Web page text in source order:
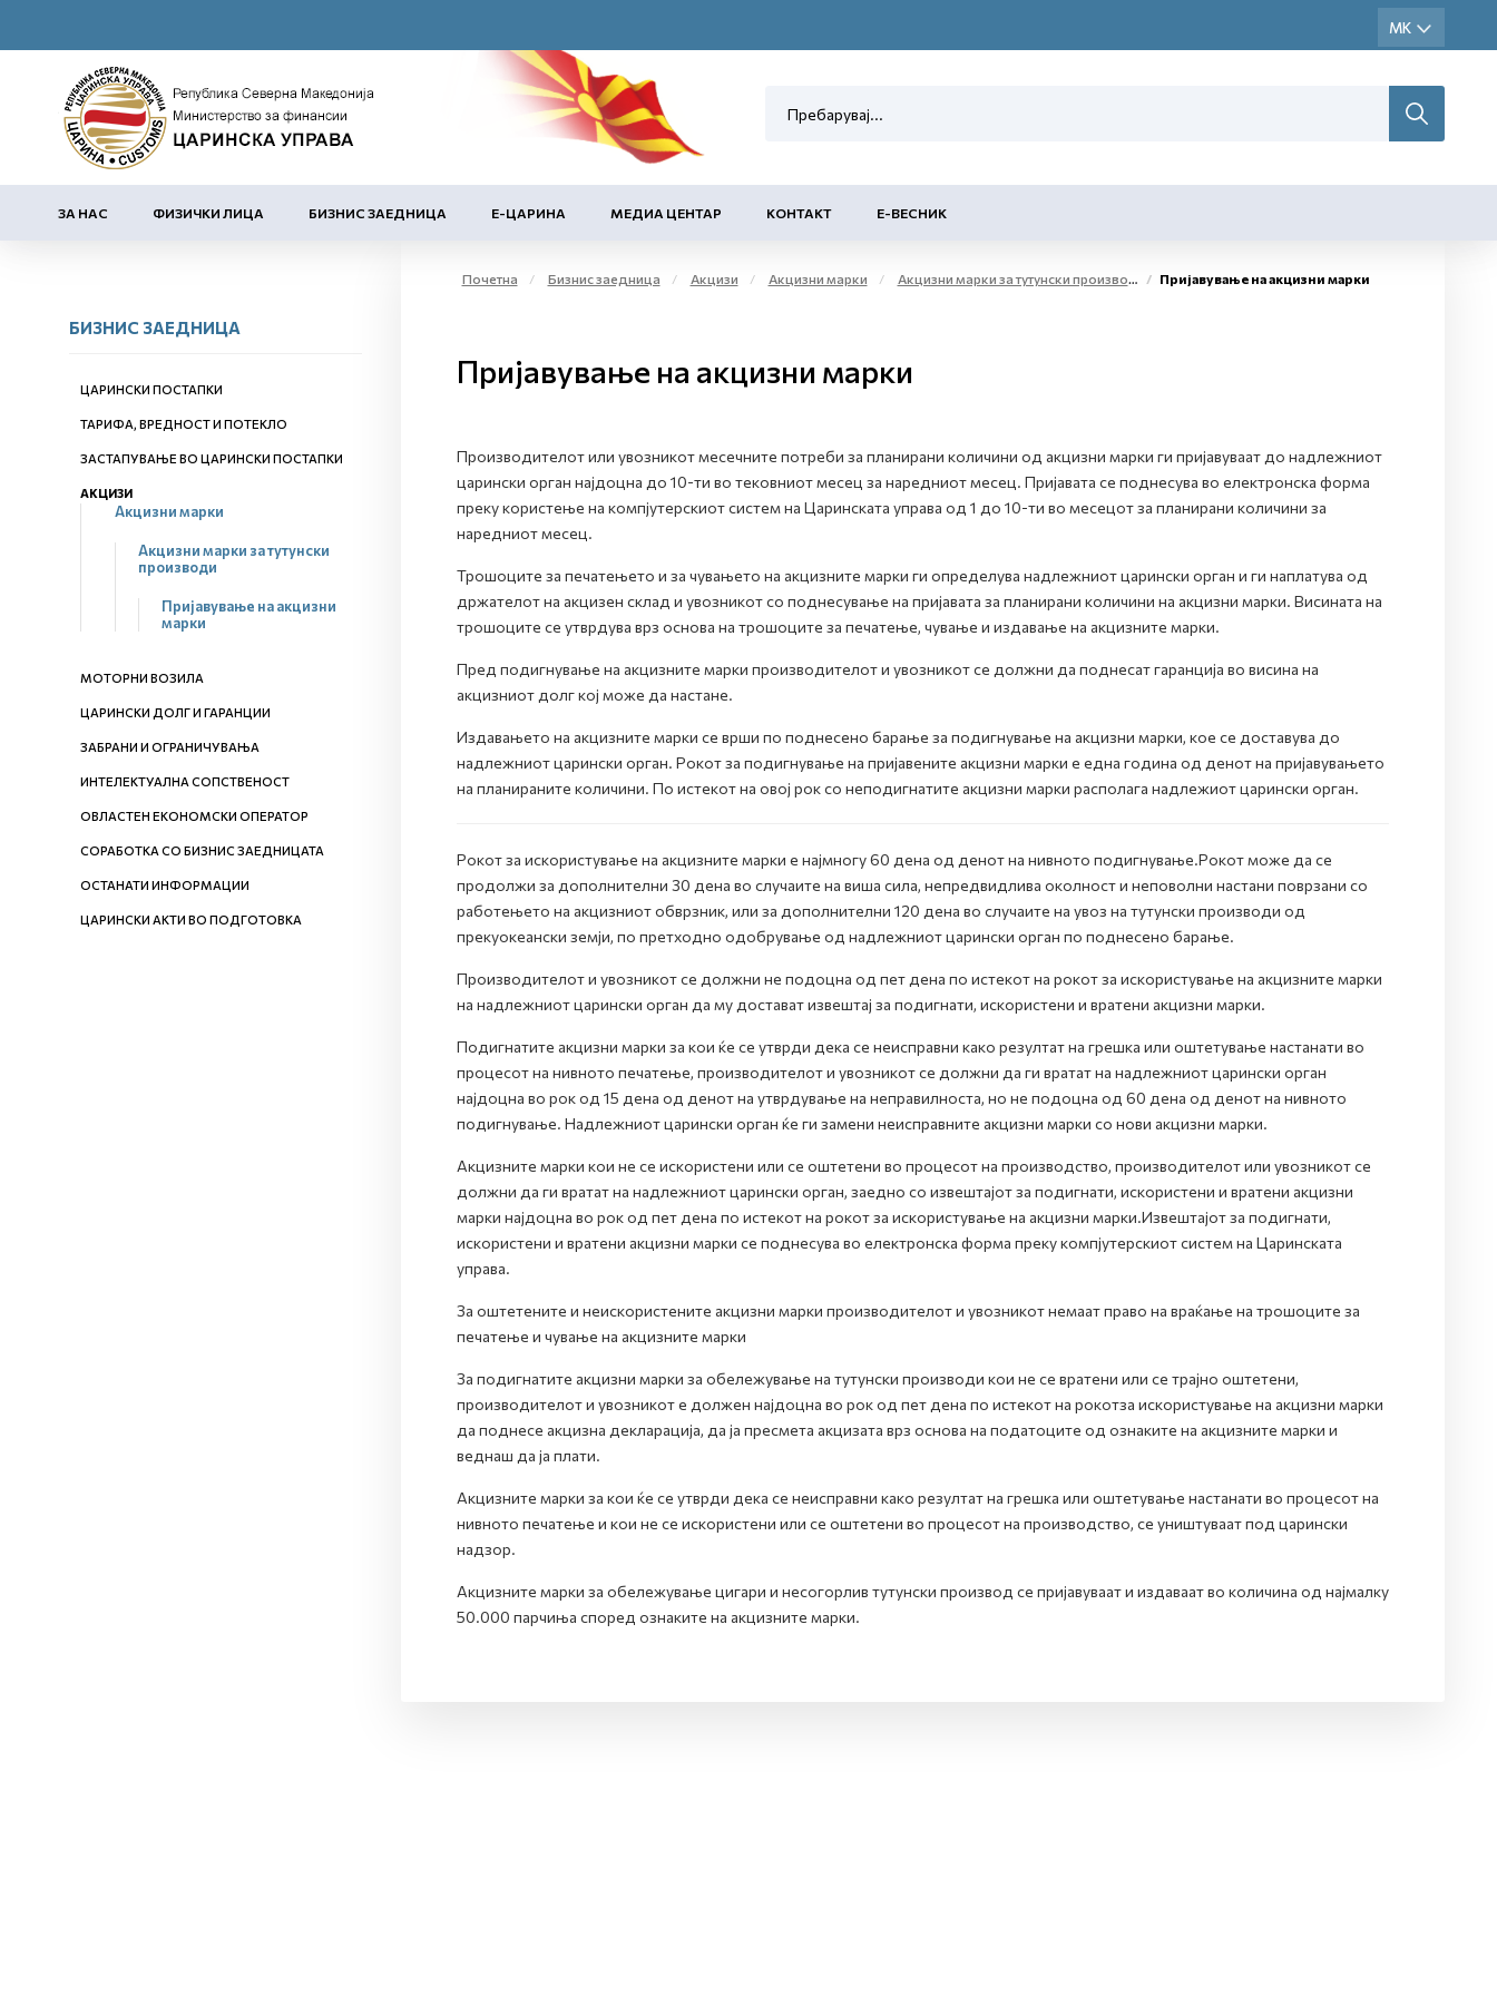
ЗА НАС ФИЗИЧКИ ЛИЦА БИЗНИС ЗАЕДНИЦА Е-ЦАРИНА МЕДИА ЦЕНТАР КОНТАКТ Е-ВЕСНИК
БИЗНИС ЗАЕДНИЦА
ЦАРИНСКИ ПОСТАПКИ
ТАРИФА, ВРЕДНОСТ И ПОТЕКЛО
ЗАСТАПУВАЊЕ ВО ЦАРИНСКИ ПОСТАПКИ
АКЦИЗИ
Акцизни марки
Акцизни марки за тутунски
производи
Пријавување на акцизни
марки
МОТОРНИ ВОЗИЛА
ЦАРИНСКИ ДОЛГ И ГАРАНЦИИ
ЗАБРАНИ И ОГРАНИЧУВАЊА
ИНТЕЛЕКТУАЛНА СОПСТВЕНОСТ
ОВЛАСТЕН ЕКОНОМСКИ ОПЕРАТОР
СОРАБОТКА СО БИЗНИС ЗАЕДНИЦАТА
ОСТАНАТИ ИНФОРМАЦИИ
ЦАРИНСКИ АКТИ ВО ПОДГОТОВКА
Почетна Бизнис заедница Акцизи Акцизни марки Акцизни марки за тутунски производи Пријавување на акцизни марки
Пријавување на акцизни марки
Производителот или увозникот месечните потреби за планирани количини од акцизни марки ги пријавуваат до надлежниот
царински орган најдоцна до 10-ти во тековниот месец за наредниот месец. Пријавата се поднесува во електронска форма
преку користење на компјутерскиот систем на Царинската управа од 1 до 10-ти во месецот за планирани количини за
наредниот месец.
Трошоците за печатењето и за чувањето на акцизните марки ги определува надлежниот царински орган и ги наплатува од
држателот на акцизен склад и увозникот со поднесување на пријавата за планирани количини на акцизни марки. Висината на
трошоците се утврдува врз основа на трошоците за печатење, чување и издавање на акцизните марки.
Пред подигнување на акцизните марки производителот и увозникот се должни да поднесат гаранција во висина на
акцизниот долг кој може да настане.
Издавањето на акцизните марки се врши по поднесено барање за подигнување на акцизни марки, кое се доставува до
надлежниот царински орган. Рокот за подигнување на пријавените акцизни марки е една година од денот на пријавувањето
на планираните количини. По истекот на овој рок со неподигнатите акцизни марки располага надлежиот царински орган.
Рокот за искористување на акцизните марки е најмногу 60 дена од денот на нивното подигнување.Рокот може да се
продолжи за дополнителни 30 дена во случаите на виша сила, непредвидлива околност и неповолни настани поврзани со
работењето на акцизниот обврзник, или за дополнителни 120 дена во случаите на увоз на тутунски производи од
прекуокеански земји, по претходно одобрување од надлежниот царински орган по поднесено барање.
Производителот и увозникот се должни не подоцна од пет дена по истекот на рокот за искористување на акцизните марки
на надлежниот царински орган да му достават извештај за подигнати, искористени и вратени акцизни марки.
Подигнатите акцизни марки за кои ќе се утврди дека се неисправни како резултат на грешка или оштетување настанати во
процесот на нивното печатење, производителот и увозникот се должни да ги вратат на надлежниот царински орган
најдоцна во рок од 15 дена од денот на утврдување на неправилноста, но не подоцна од 60 дена од денот на нивното
подигнување. Надлежниот царински орган ќе ги замени неисправните акцизни марки со нови акцизни марки.
Акцизните марки кои не се искористени или се оштетени во процесот на производство, производителот или увозникот се
должни да ги вратат на надлежниот царински орган, заедно со извештајот за подигнати, искористени и вратени акцизни
марки најдоцна во рок од пет дена по истекот на рокот за искористување на акцизни марки.Извештајот за подигнати,
искористени и вратени акцизни марки се поднесува во електронска форма преку компјутерскиот систем на Царинската
управа.
За оштетените и неискористените акцизни марки производителот и увозникот немаат право на враќање на трошоците за
печатење и чување на акцизните марки
За подигнатите акцизни марки за обележување на тутунски производи кои не се вратени или се трајно оштетени,
производителот и увозникот е должен најдоцна во рок од пет дена по истекот на рокотза искористување на акцизни марки
да поднесе акцизна декларација, да ја пресмета акцизата врз основа на податоците од ознаките на акцизните марки и
веднаш да ја плати.
Акцизните марки за кои ќе се утврди дека се неисправни како резултат на грешка или оштетување настанати во процесот на
нивното печатење и кои не се искористени или се оштетени во процесот на производство, се уништуваат под царински
надзор.
Акцизните марки за обележување цигари и несогорлив тутунски производ се пријавуваат и издаваат во количина од најмалку
50.000 парчиња според ознаките на акцизните марки.